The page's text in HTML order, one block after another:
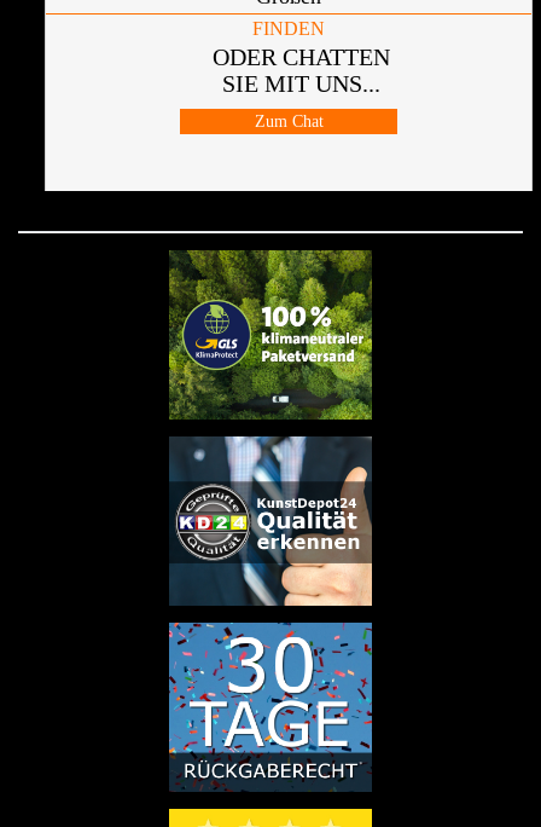
FINDEN
ODER CHATTEN
SIE MIT UNS...
Zum Chat